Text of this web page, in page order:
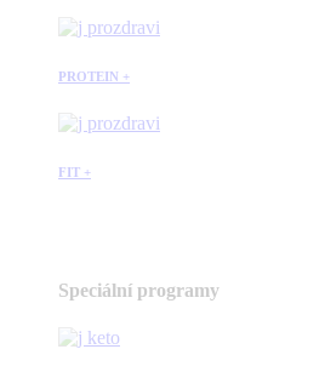
PROTEIN +
FIT +
Speciální programy